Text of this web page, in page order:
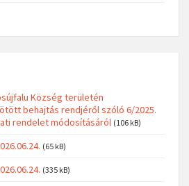
Község területén
behajtás rendjéről szóló 6/2025.
rendelet módosításáról (106 kB)
(65 kB)
(335 kB)